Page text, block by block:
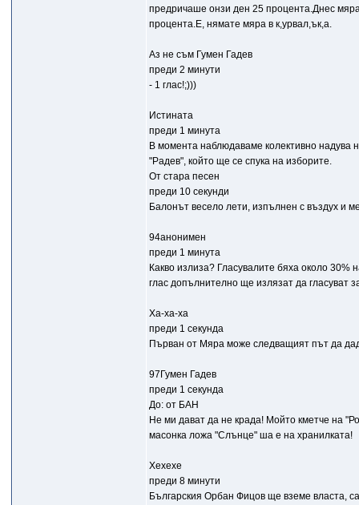
предричаше онзи ден 25 процента.Днес
процента.Е, нямате мяра в к,уpвaл,ък,а.
Aз не съм Гумен Гадев
преди 2 минути
- 1 глас!;)))
Истината
преди 1 минута
В момента наблюдаваме колективно надува
"Радев", който ще се спука на изборите.
От стара песен
преди 10 секунди
Балонът весело лети, изпълнен с въздух и
94анонимен
преди 1 минута
Какво излиза? Гласувалите бяха около
глас допълнително ще излязат да гласуват
Ха-ха-ха
преди 1 секунда
Първан от Мяра може следващият път да
97Гумен Гадев
преди 1 секунда
До: от БАН
Не ми дават да не крада! Мойто кметче на
масонка ложа "Слънце" ша е на хранилката!
Хехехе
преди 8 минути
Българския Орбан Фицов ще вземе власта,